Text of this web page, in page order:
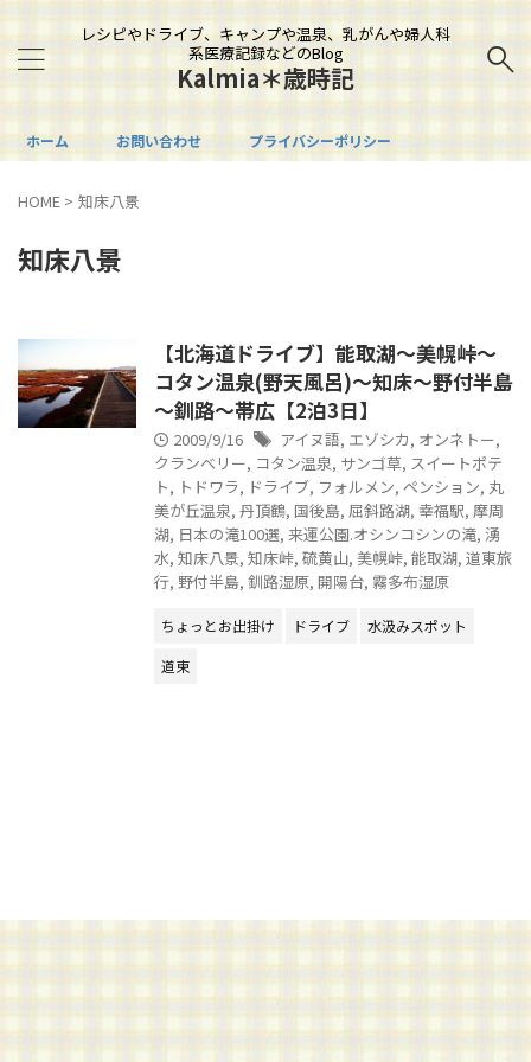
レシピやドライブ、キャンプや温泉、乳がんや婦人科
系医療記録などのBlog
Kalmia＊歳時記
ホーム お問い合わせ プライバシーポリシー
HOME > 知床八景
知床八景
【北海道ドライブ】能取湖～美幌峠～
コタン温泉(野天風呂)～知床～野付半島
～釧路～帯広【2泊3日】
2009/9/16 アイヌ語, エゾシカ, オンネトー,
クランベリー, コタン温泉, サンゴ草, スイートポテ
ト, トドワラ, ドライブ, フォルメン, ペンション, 丸
美が丘温泉, 丹頂鶴, 国後島, 屈斜路湖, 幸福駅, 摩周
湖, 日本の滝100選, 来運公園.オシンコシンの滝, 湧
水, 知床八景, 知床峠, 硫黄山, 美幌峠, 能取湖, 道東旅
行, 野付半島, 釧路湿原, 開陽台, 霧多布湿原
ちょっとお出掛け ドライブ
水汲みスポット
道東